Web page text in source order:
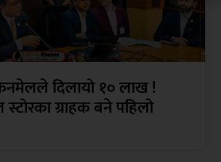
दिलायो १० लाख !
ग्राहक बने पहिलो